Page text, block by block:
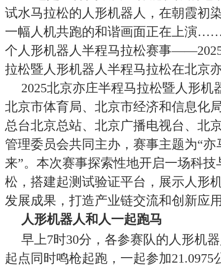
试水马拉松的人形机器人，在朝霞初
一幅人机共跑的和谐画面正在上演
个人形机器人半程马拉松赛事
拉松暨人形机器人半程马拉松在北京
2025北京亦庄半程马拉松暨人形机
北京市体育局、北京市经济和信息化
总台北京总站、北京广播电视台、北
管理委员会共同主办，赛事主题为“
来”。本次赛事探索性地开启一场科
松，搭建起测试验证平台，展示人形
发展成果，打造产业链交流和创新应
人形机器人和人一起跑马
早上7时30分，各参赛队的人形机
起点同时鸣枪起跑，一起参加21.0975